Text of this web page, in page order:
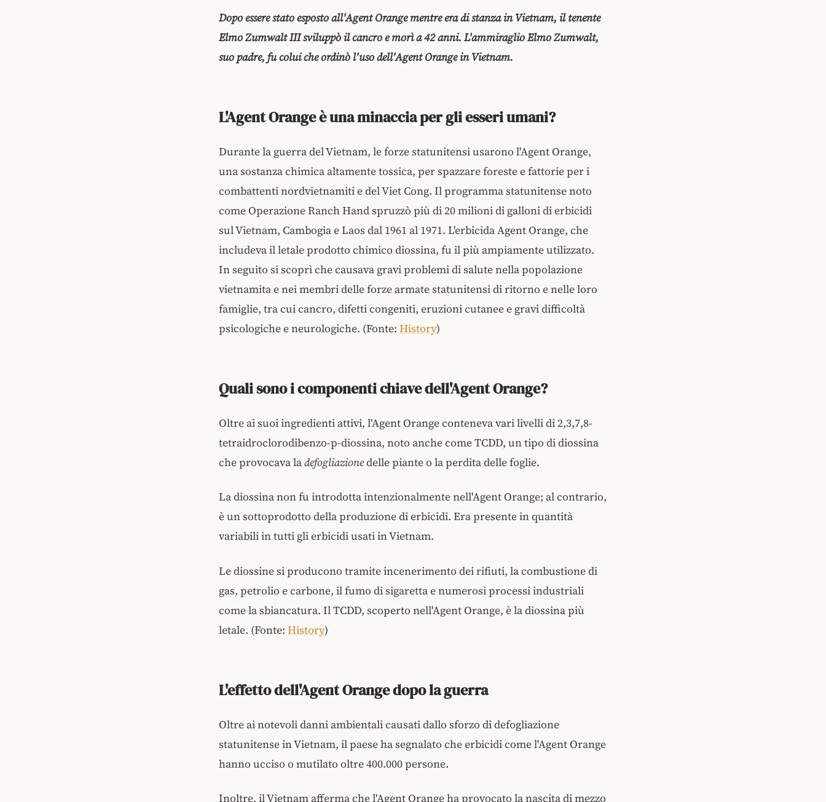
Dopo essere stato esposto all'Agent Orange mentre era di stanza in Vietnam, il tenente
Elmo Zumwalt III sviluppò il cancro e morì a 42 anni. L'ammiraglio Elmo Zumwalt,
suo padre, fu colui che ordinò l'uso dell'Agent Orange in Vietnam.
L'Agent Orange è una minaccia per gli esseri umani?
Durante la guerra del Vietnam, le forze statunitensi usarono l'Agent Orange,
una sostanza chimica altamente tossica, per spazzare foreste e fattorie per i
combattenti nordvietnamiti e del Viet Cong. Il programma statunitense noto
come Operazione Ranch Hand spruzzò più di 20 milioni di galloni di erbicidi
sul Vietnam, Cambogia e Laos dal 1961 al 1971. L'erbicida Agent Orange, che
includeva il letale prodotto chimico diossina, fu il più ampiamente utilizzato.
In seguito si scoprì che causava gravi problemi di salute nella popolazione
vietnamita e nei membri delle forze armate statunitensi di ritorno e nelle loro
famiglie, tra cui cancro, difetti congeniti, eruzioni cutanee e gravi difficoltà
psicologiche e neurologiche. (Fonte: History)
Quali sono i componenti chiave dell'Agent Orange?
Oltre ai suoi ingredienti attivi, l'Agent Orange conteneva vari livelli di 2,3,7,8-
tetraidroclorodibenzo-p-diossina, noto anche come TCDD, un tipo di diossina
che provocava ladefogliazionedelle piante o la perdita delle foglie.
La diossina non fu introdotta intenzionalmente nell'Agent Orange; al contrario,
è un sottoprodotto della produzione di erbicidi. Era presente in quantità
variabili in tutti gli erbicidi usati in Vietnam.
Le diossine si producono tramite incenerimento dei rifiuti, la combustione di
gas, petrolio e carbone, il fumo di sigaretta e numerosi processi industriali
come la sbiancatura. Il TCDD, scoperto nell'Agent Orange, è la diossina più
letale. (Fonte: History)
L'effetto dell'Agent Orange dopo la guerra
Oltre ai notevoli danni ambientali causati dallo sforzo di defogliazione
statunitense in Vietnam, il paese ha segnalato che erbicidi come l'Agent Orange
hanno ucciso o mutilato oltre 400.000 persone.
Inoltre, il Vietnam afferma che l'Agent Orange ha provocato la nascita di mezzo